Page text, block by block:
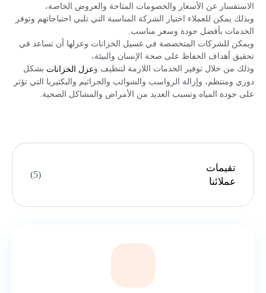
الاستفسار عن الأسعار والخصومات المتاحة والعروض الخاصة،
وبذلك يمكن للعملاء اختيار الشركة المناسبة التي تلبي احتياجاتهم وتوفر
الخدمات بأفضل جودة وسعر مناسب.
ويمكن للشركات المتخصصة في غسيل الخزانات وعزلها أن تساعد في
تحقيق أهداف الحفاظ على صحة الإنسان والبيئة،
وذلك من خلال توفير الخدمات اللازمة لتنظيف وعزل الخزانات بشكل
دوري ومنتظم، وإزالة الرواسب والشوائب والجراثيم والبكتيريا التي تؤثر
على جودة المياه وتسبب العديد من الأمراض والمشاكل الصحية.
تقيمات
عملائنا
(5)